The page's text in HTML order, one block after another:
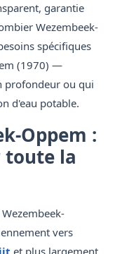
garantie
Wezembeek-
spécifiques
(1970) —
profondeur ou qui
d'eau potable.
Oppem :
toute la
vers